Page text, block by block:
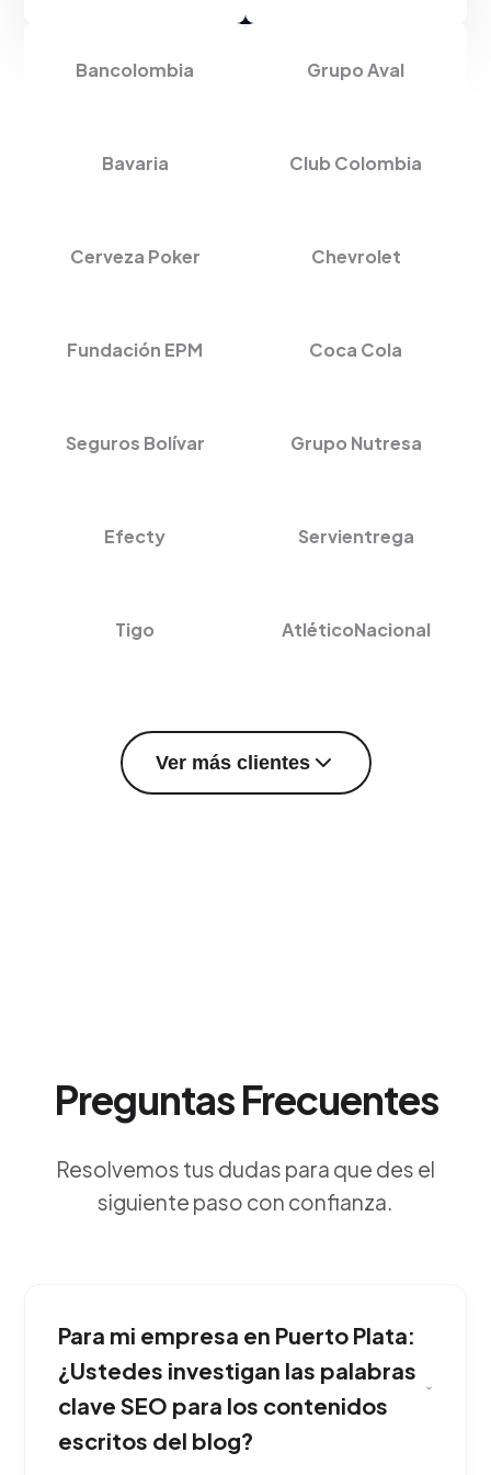
Bancolombia Grupo Aval
Bavaria Club Colombia
Cerveza Poker Chevrolet
Fundación EPM Coca Cola
Seguros Bolívar Grupo Nutresa
Efecty Servientrega
Tigo AtléticoNacional
Ver más clientes
Preguntas Frecuentes
Resolvemos tus dudas para que des el
siguiente paso con confianza.
Para mi empresa en Puerto Plata:
¿Ustedes investigan las palabras
clave SEO para los contenidos
escritos del blog?